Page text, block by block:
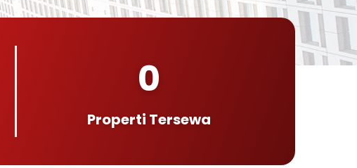
0
Properti Tersewa